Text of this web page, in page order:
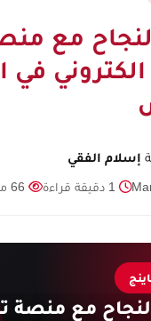
مع
في
إسلام الفقي
مع منصة